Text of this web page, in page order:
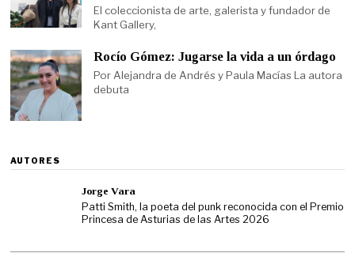
El coleccionista de arte, galerista y fundador de
Kant Gallery,
Rocío Gómez: Jugarse la vida a un órdago
Por Alejandra de Andrés y Paula Macías La autora
debuta
AUTORES
Jorge Vara
Patti Smith, la poeta del punk reconocida con el Premio
Princesa de Asturias de las Artes 2026